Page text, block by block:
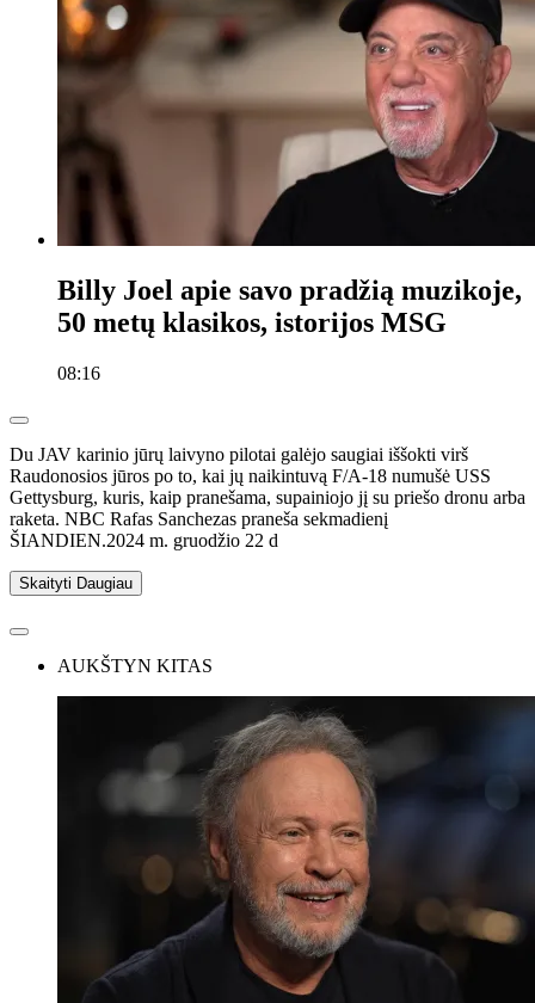
Billy Joel apie savo pradžią muzikoje,
50 metų klasikos, istorijos MSG
08:16
Du JAV karinio jūrų laivyno pilotai galėjo saugiai iššokti virš
Raudonosios jūros po to, kai jų naikintuvą F/A-18 numušė USS
Gettysburg, kuris, kaip pranešama, supainiojo jį su priešo dronu arba
raketa. NBC Rafas Sanchezas praneša sekmadienį
ŠIANDIEN.2024 m. gruodžio 22 d
Skaityti Daugiau
AUKŠTYN KITAS